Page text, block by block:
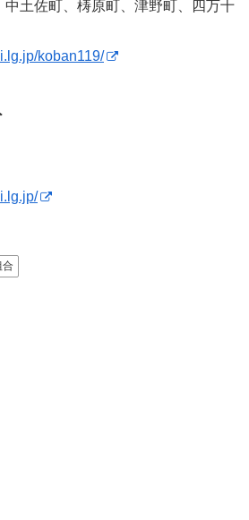
中土佐町、梼原町、津野町、四万十
koban119/
合